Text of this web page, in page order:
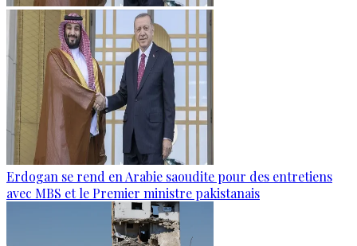
Erdogan se rend en Arabie saoudite pour des entretiens
avec MBS et le Premier ministre pakistanais